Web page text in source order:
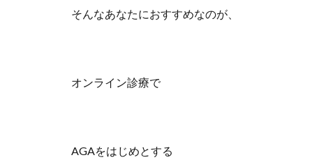
そんなあなたにおすすめなのが、
オンライン診療で
AGAをはじめとする